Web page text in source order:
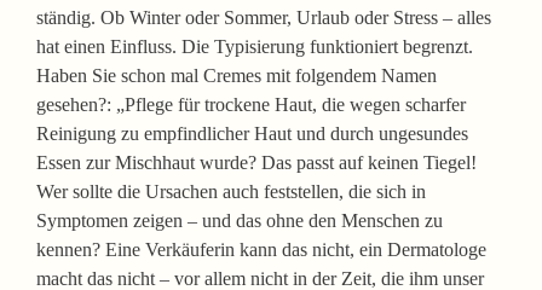
ständig. Ob Winter oder Sommer, Urlaub oder Stress – alles
hat einen Einfluss. Die Typisierung funktioniert begrenzt.
Haben Sie schon mal Cremes mit folgendem Namen
gesehen?: „Pflege für trockene Haut, die wegen scharfer
Reinigung zu empfindlicher Haut und durch ungesundes
Essen zur Mischhaut wurde? Das passt auf keinen Tiegel!
Wer sollte die Ursachen auch feststellen, die sich in
Symptomen zeigen – und das ohne den Menschen zu
kennen? Eine Verkäuferin kann das nicht, ein Dermatologe
macht das nicht – vor allem nicht in der Zeit, die ihm unser